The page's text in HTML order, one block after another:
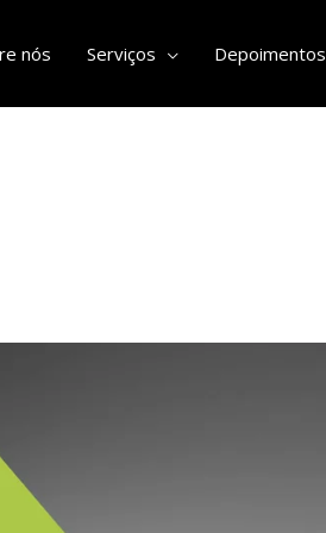
nós Serviços Depoimentos